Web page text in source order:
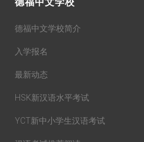
德福中文学校简介
入学报名
最新动态
HSK新汉语水平考试
YCT新中小学生汉语考试